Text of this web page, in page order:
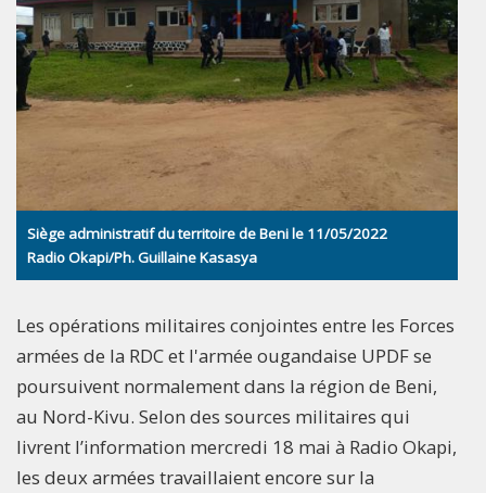
Siège administratif du territoire de Beni le 11/05/2022
Radio Okapi/Ph. Guillaine Kasasya
Les opérations militaires conjointes entre les Forces
armées de la RDC et l'armée ougandaise UPDF se
poursuivent normalement dans la région de Beni,
au Nord-Kivu. Selon des sources militaires qui
livrent l’information mercredi 18 mai à Radio Okapi,
les deux armées travaillaient encore sur la